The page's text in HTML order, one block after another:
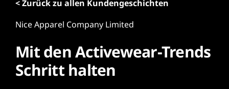
< Zurück zu allen Kundengeschichten
Nice Apparel Company Limited
Mit den Activewear-Trends
Schritt halten